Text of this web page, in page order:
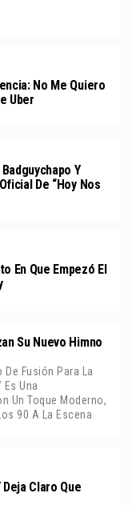
No Me Quiero
Uber
Y
De “Hoy Nos
En Que Empezó El
Su Nuevo Himno
Fusión Para La
Es Una
Un Toque Moderno,
90 A La Escena
Deja Claro Que